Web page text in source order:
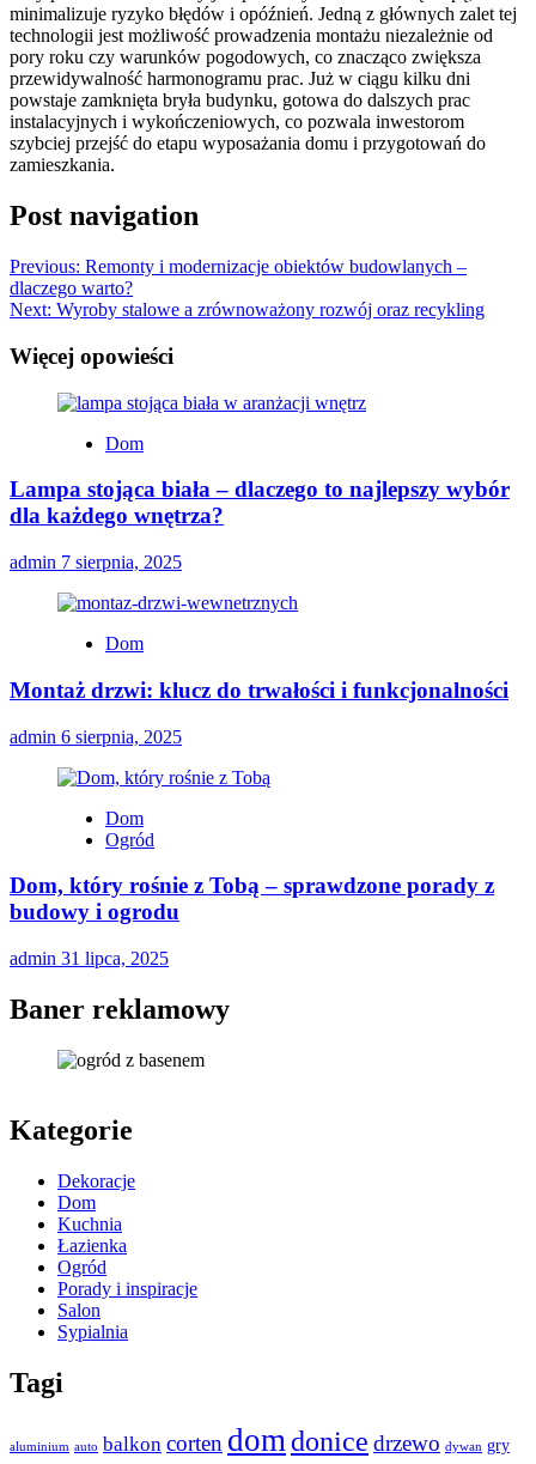
minimalizuje ryzyko błędów i opóźnień. Jedną z głównych zalet tej
technologii jest możliwość prowadzenia montażu niezależnie od
pory roku czy warunków pogodowych, co znacząco zwiększa
przewidywalność harmonogramu prac. Już w ciągu kilku dni
powstaje zamknięta bryła budynku, gotowa do dalszych prac
instalacyjnych i wykończeniowych, co pozwala inwestorom
szybciej przejść do etapu wyposażania domu i przygotowań do
zamieszkania.
Post navigation
Previous: Remonty i modernizacje obiektów budowlanych –
dlaczego warto?
Next: Wyroby stalowe a zrównoważony rozwój oraz recykling
Więcej opowieści
Dom
Lampa stojąca biała – dlaczego to najlepszy wybór
dla każdego wnętrza?
admin 7 sierpnia, 2025
Dom
Montaż drzwi: klucz do trwałości i funkcjonalności
admin 6 sierpnia, 2025
Dom
Ogród
Dom, który rośnie z Tobą – sprawdzone porady z
budowy i ogrodu
admin 31 lipca, 2025
Baner reklamowy
Kategorie
Dekoracje
Dom
Kuchnia
Łazienka
Ogród
Porady i inspiracje
Salon
Sypialnia
Tagi
aluminium auto balkon corten domdonice drzewo dywan gry